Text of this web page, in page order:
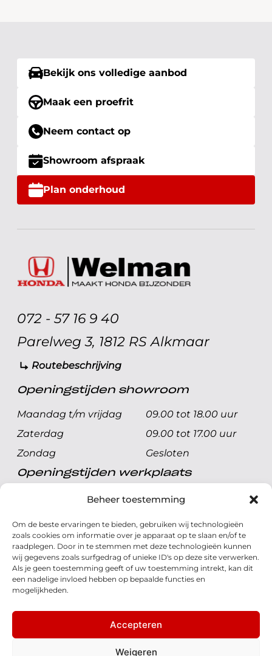
Beheer toestemming
Om de beste ervaringen te bieden, gebruiken wij technologieën
zoals cookies om informatie over je apparaat op te slaan en/of te
raadplegen. Door in te stemmen met deze technologieën kunnen
wij gegevens zoals surfgedrag of unieke ID's op deze site verwerken.
Als je geen toestemming geeft of uw toestemming intrekt, kan dit
een nadelige invloed hebben op bepaalde functies en
mogelijkheden.
Accepteren
Weigeren
Bekijk ons volledige aanbod
Maak een proefrit
Neem contact op
Showroom afspraak
Plan onderhoud
072 - 57 16 9 40
Parelweg 3, 1812 RS Alkmaar
Routebeschrijving
Openingstijden showroom
Maandag t/m vrijdag
09.00 tot 18.00 uur
Zaterdag
09.00 tot 17.00 uur
Zondag
Gesloten
Openingstijden werkplaats
Maandag t/m vrijdag
08.00 tot 17.00 uur
Zondag
Gesloten
Volg ons
© 2026 - Honda Welman